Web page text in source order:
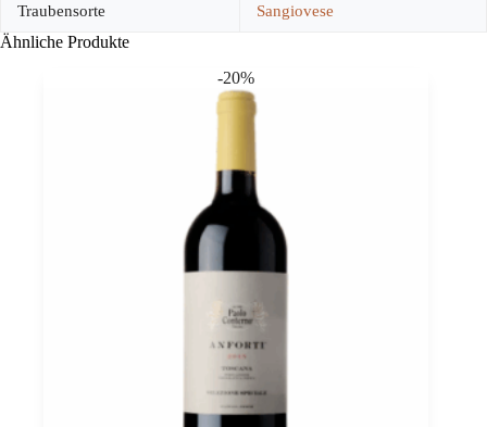
Traubensorte Sangiovese
Ähnliche Produkte
-20%